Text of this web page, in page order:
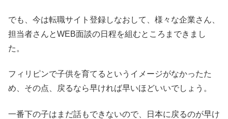
でも、今は転職サイト登録しなおして、様々な企業さん、
担当者さんとWEB面談の日程を組むところまできまし
た。
フィリピンで子供を育てるというイメージがなかったた
め、その点、戻るなら早ければ早いほどいいでしょう。
一番下の子はまだ話もできないので、日本に戻るのが早け